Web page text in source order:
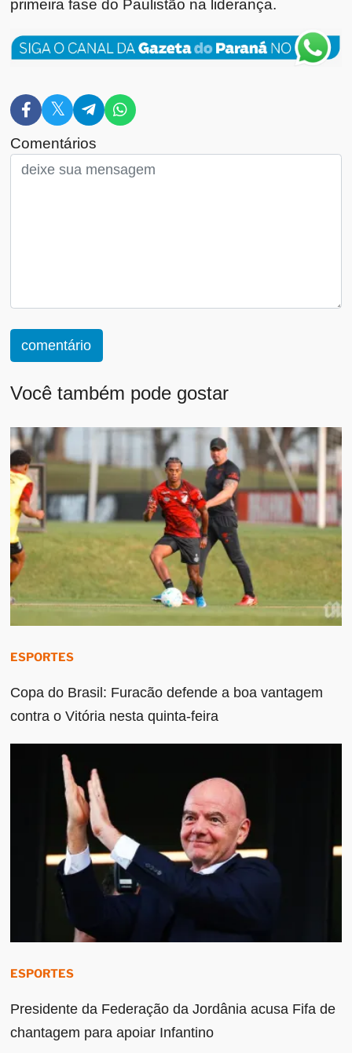
primeira fase do Paulistão na liderança.
Comentários
comentário
Você também pode gostar
ESPORTES
Copa do Brasil: Furacão defende a boa vantagem
contra o Vitória nesta quinta-feira
ESPORTES
Presidente da Federação da Jordânia acusa Fifa de
chantagem para apoiar Infantino